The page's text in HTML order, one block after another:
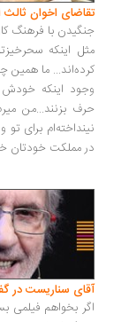
تقاضای اخوان ثالث
جنگیدن با فرهنگ
مثل اینکه
کرده‌اند... ما همین
وجود اینکه
حرف بزنند...من
نینداخته‌ام برای
در مملکت خودتان
آقای سناریست در
اگر بخواهم فیلمی